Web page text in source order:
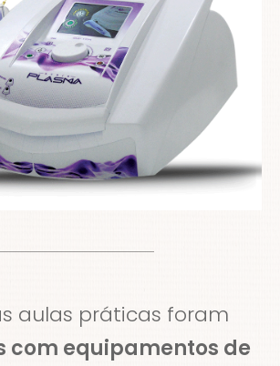
aulas práticas foram
com equipamentos de